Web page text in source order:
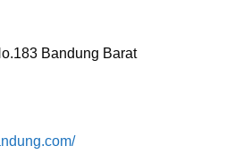
Bandung Barat